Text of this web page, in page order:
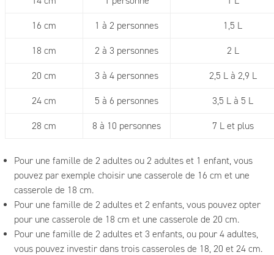
16 cm 1 à 2 personnes 1,5 L
18 cm 2 à 3 personnes 2 L
20 cm 3 à 4 personnes 2,5 L à 2,9 L
24 cm 5 à 6 personnes 3,5 L à 5 L
28 cm 8 à 10 personnes 7 L et plus
Pour une famille de 2 adultes ou 2 adultes et 1 enfant, vous
pouvez par exemple choisir une casserole de 16 cm et une
casserole de 18 cm.
Pour une famille de 2 adultes et 2 enfants, vous pouvez opter
pour une casserole de 18 cm et une casserole de 20 cm.
Pour une famille de 2 adultes et 3 enfants, ou pour 4 adultes,
vous pouvez investir dans trois casseroles de 18, 20 et 24 cm.